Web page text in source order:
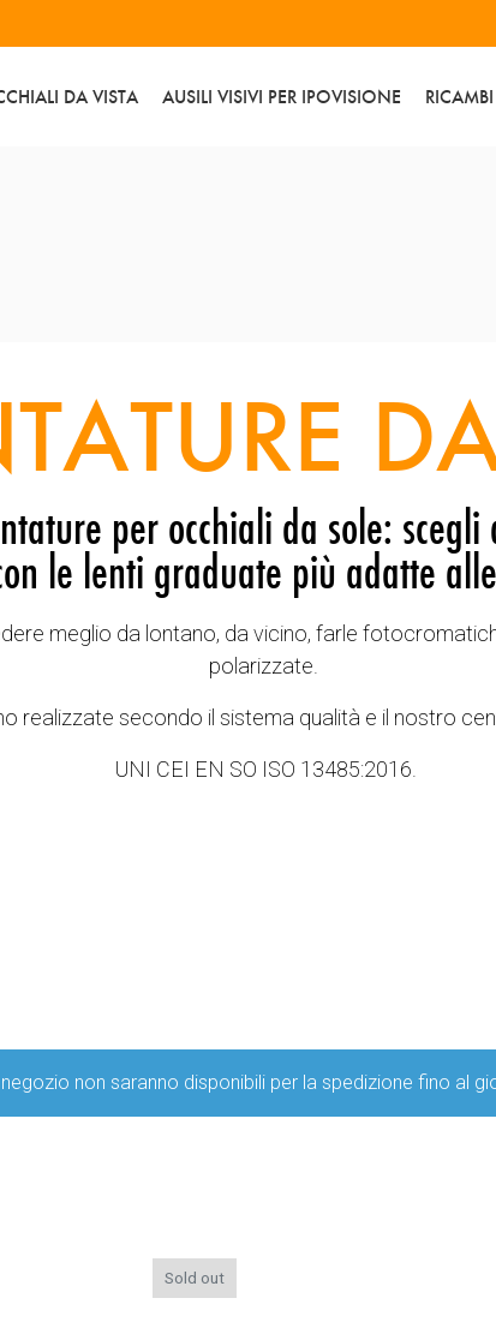
DA VISTA AUSILI VISIVI PER IPOVISIONE RICAMBI
per occhiali da sole:
le lenti graduate più adatte
meglio da lontano, da vicino, farle
polarizzate.
realizzate secondo il sistema qualità e il nostro
UNI CEI EN SO ISO 13485:2016.
non saranno disponibili per la spedizione fino al
Sold out